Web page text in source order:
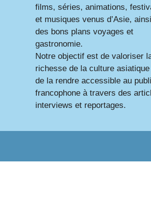
films, séries, animations,
et musiques venus d’Asie,
des bons plans voyages et
gastronomie.
Notre objectif est de valoriser
richesse de la culture
de la rendre accessible au
francophone à travers des
interviews et reportages.